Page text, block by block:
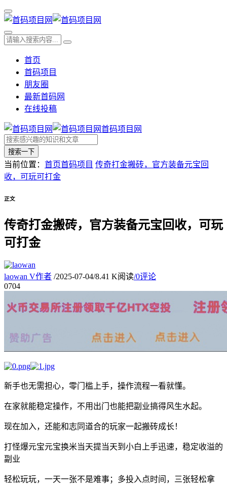
首页
首码项目
朋友圈
最新首码网
在线投稿
首码项目网
搜索一下
当前位置： 首页首码项目 传奇打金搬砖，官方装备元宝回
收，可玩可打金
正文
传奇打金搬砖，官方装备元宝回收，可玩
可打金
laowan V作者 /2025-07-04/8.41 K阅读/0评论
0704
新手也无需担心，零门槛上手，操作流程一看就懂。
在家就能稳定操作，不用出门也能把副业搞得风生水起。
现在加入，还能和志同道合的玩家一起搬砖成长！
打怪爆元宝元宝换米当天提当天到小白上手迅速，稳定收溢的
副业
轻松玩玩，一天一张不是难事；多投入点时间，三张轻松拿